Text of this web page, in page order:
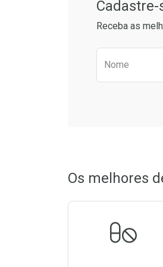
Receba as
Nome
Os melhores